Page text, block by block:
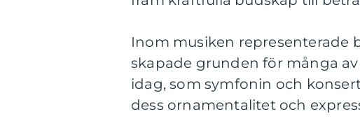
Inom musiken representerade
skapade grunden för många
idag, som symfonin och
dess ornamentalitet och